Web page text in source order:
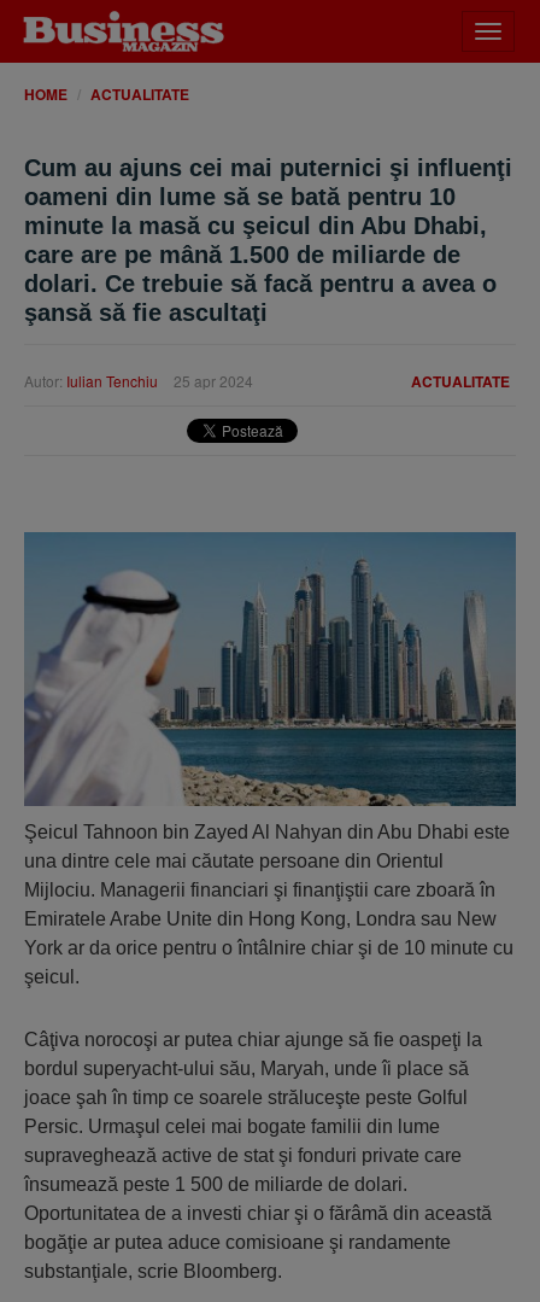
meniu
HOME ACTUALITATE
Cum au ajuns cei mai puternici şi influenţi
oameni din lume să se bată pentru 10
minute la masă cu şeicul din Abu Dhabi,
care are pe mână 1.500 de miliarde de
dolari. Ce trebuie să facă pentru a avea o
şansă să fie ascultaţi
ACTUALITATE
Autor: Iulian Tenchiu 25 apr 2024
Şeicul Tahnoon bin Zayed Al Nahyan din Abu Dhabi este
una dintre cele mai căutate persoane din Orientul
Mijlociu. Managerii financiari şi finanţiştii care zboară în
Emiratele Arabe Unite din Hong Kong, Londra sau New
York ar da orice pentru o întâlnire chiar şi de 10 minute cu
şeicul.
Câţiva norocoşi ar putea chiar ajunge să fie oaspeţi la
bordul superyacht-ului său, Maryah, unde îi place să
joace şah în timp ce soarele străluceşte peste Golful
Persic. Urmaşul celei mai bogate familii din lume
supraveghează active de stat şi fonduri private care
însumează peste 1 500 de miliarde de dolari.
Oportunitatea de a investi chiar şi o fărâmă din această
bogăţie ar putea aduce comisioane şi randamente
substanţiale, scrie Bloomberg.